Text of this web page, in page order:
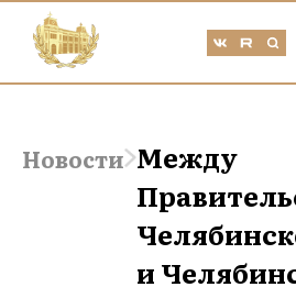
Новости Между
и